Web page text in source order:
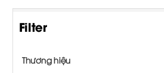
Filter
Thương hiệu